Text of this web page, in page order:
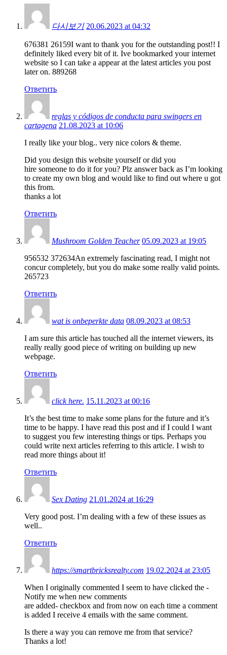
다시보기 20.06.2023 at 04:32
676381 26159I want to thank you for the outstanding post!! I
definitely liked every bit of it. Ive bookmarked your internet
website so I can take a appear at the latest articles you post
later on. 889268
Ответить
reglas y códigos de conducta para swingers en
cartagena 21.08.2023 at 10:06
I really like your blog.. very nice colors & theme.
Did you design this website yourself or did you
hire someone to do it for you? Plz answer back as I’m looking
to create my own blog and would like to find out where u got
this from.
thanks a lot
Ответить
Mushroom Golden Teacher 05.09.2023 at 19:05
956532 372634An extremely fascinating read, I might not
concur completely, but you do make some really valid points.
265723
Ответить
wat is onbeperkte data 08.09.2023 at 08:53
I am sure this article has touched all the internet viewers, its
really really good piece of writing on building up new
webpage.
Ответить
click here. 15.11.2023 at 00:16
It’s the best time to make some plans for the future and it’s
time to be happy. I have read this post and if I could I want
to suggest you few interesting things or tips. Perhaps you
could write next articles referring to this article. I wish to
read more things about it!
Ответить
Sex Dating 21.01.2024 at 16:29
Very good post. I’m dealing with a few of these issues as
well..
Ответить
https://smartbricksrealty.com 19.02.2024 at 23:05
When I originally commented I seem to have clicked the -
Notify me when new comments
are added- checkbox and from now on each time a comment
is added I receive 4 emails with the same comment.
Is there a way you can remove me from that service?
Thanks a lot!